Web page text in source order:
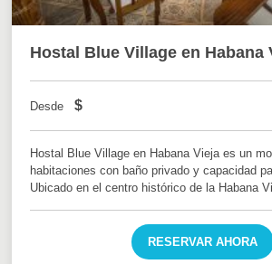
Hostal Blue Village en Habana
Desde $
Hostal Blue Village en Habana Vieja es un
habitaciones con baño privado y capacidad
Ubicado en el centro histórico de la Habana
RESERVAR AHORA